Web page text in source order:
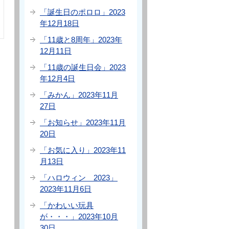
「誕生日のポロロ」2023
年12月18日
「11歳と8周年」2023年
12月11日
「11歳の誕生日会」2023
年12月4日
「みかん」2023年11月
27日
「お知らせ」2023年11月
20日
「お気に入り」2023年11
月13日
「ハロウィン 2023」
2023年11月6日
「かわいい玩具
が・・・」2023年10月